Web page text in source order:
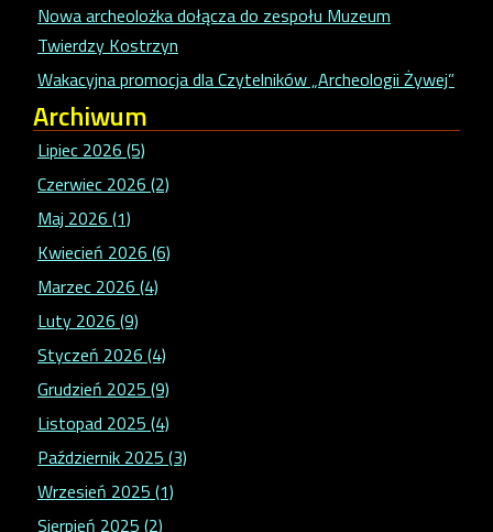
Nowa archeolożka dołącza do zespołu Muzeum
Twierdzy Kostrzyn
Wakacyjna promocja dla Czytelników „Archeologii Żywej”
Archiwum
Lipiec 2026 (5)
Czerwiec 2026 (2)
Maj 2026 (1)
Kwiecień 2026 (6)
Marzec 2026 (4)
Luty 2026 (9)
Styczeń 2026 (4)
Grudzień 2025 (9)
Listopad 2025 (4)
Październik 2025 (3)
Wrzesień 2025 (1)
Sierpień 2025 (2)